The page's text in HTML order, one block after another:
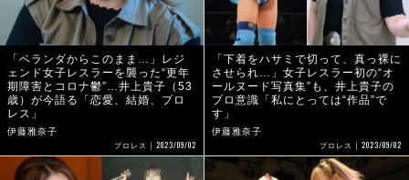
「ベランダからこのまま…」レジ
ェンド女子レスラーを襲った“更年
期障害とコロナ鬱”…井上貴子（53
歳）が今語る「恋愛、結婚、プロ
レス」
伊藤雅奈子
プロレス 2023/09/02
「下着をハサミで切って、真っ裸に
させられ…」女子レスラー初の“オ
ールヌード写真集”も、井上貴子の
プロ意識「私にとっては“作品”で
す」
伊藤雅奈子
プロレス 2023/09/02